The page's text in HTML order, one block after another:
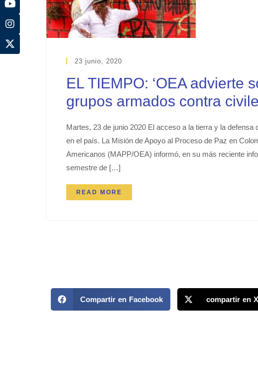
23 junio, 2020
EL TIEMPO: ‘OEA advierte
grupos armados contra
Martes, 23 de junio 2020 El acceso a la tierra y la
en el país. La Misión de Apoyo al Proceso de Paz en
Americanos (MAPP/OEA) informó, en su más reciente
semestre de […]
READ MORE
Compartir en Facebook compartir en X